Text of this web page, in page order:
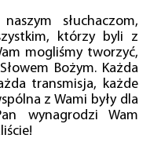
słuchaczom,
którzy byli z
mogliśmy tworzyć,
Bożym. Każda
transmisja, każde
z Wami były dla
wynagrodzi Wam